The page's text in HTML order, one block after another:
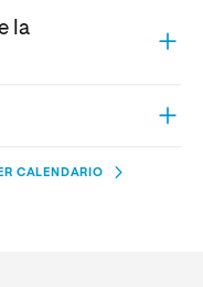
la
CALENDARIO